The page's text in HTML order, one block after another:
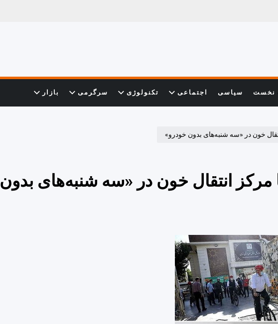
نخست سیاسی اجتماعی تکنولوژی سرگرمی بازار
خون در «سه شنبه‌های بدون خودرو»
انتقال خون در «سه شنبه‌های بدون